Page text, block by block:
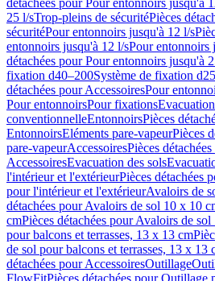
détachées pour Pour entonnoirs jusqu'à
25 l/sTrop-pleins de sécuritéPièces
sécuritéPour entonnoirs jusqu'à 12 l/s
entonnoirs jusqu'à 12 l/sPour entonnoirs
détachées pour Pour entonnoirs jusqu'à
fixation d40–200Système de fixation
détachées pour AccessoiresPour
Pour entonnoirsPour fixations
conventionnelleEntonnoirsPièces
EntonnoirsEléments pare-vapeurPièces
pare-vapeurAccessoiresPièces
AccessoiresEvacuation des sols
l'intérieur et l'extérieurPièces détachées
pour l'intérieur et l'extérieurAvaloirs de
détachées pour Avaloirs de sol 10 x 10
cmPièces détachées pour Avaloirs de
pour balcons et terrasses, 13 x 13 cm
de sol pour balcons et terrasses, 13 x 13
détachées pour AccessoiresOutillage
FlowFitPièces détachées pour Outillage